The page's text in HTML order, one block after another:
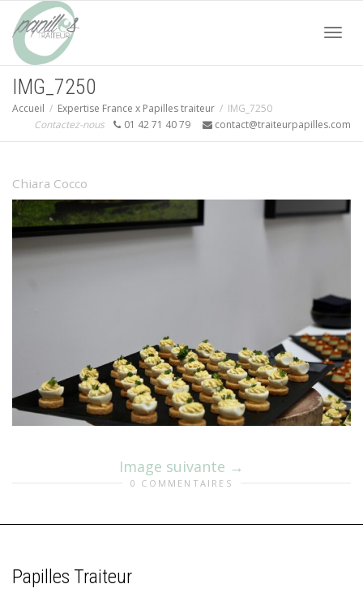
IMG_7250
Accueil Expertise France x Papilles traiteur
IMG_7250
Contactez-nous
01 42 71 40 79 contact@traiteurpapilles.com
Chiara Cocco
Image suivante
0 COMMENTAIRES
Papilles Traiteur